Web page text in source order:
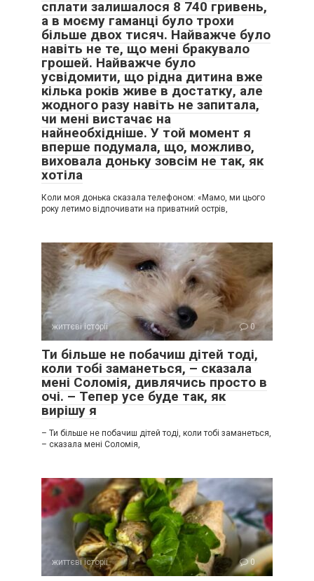
сплати залишалося 8 740 гривень,
а в моєму гаманці було трохи
більше двох тисяч. Найважче було
навіть не те, що мені бракувало
грошей. Найважче було
усвідомити, що рідна дитина вже
кілька років живе в достатку, але
жодного разу навіть не запитала,
чи мені вистачає на
найнеобхідніше. У той момент я
вперше подумала, що, можливо,
виховала доньку зовсім не так, як
хотіла
Коли моя донька сказала телефоном: «Мамо, ми цього
року летимо відпочивати на приватний острів,
життєві історії 0
Ти більше не побачиш дітей тоді,
коли тобі заманеться, – сказала
мені Соломія, дивлячись просто в
очі. – Тепер усе буде так, як
вирішу я
– Ти більше не побачиш дітей тоді, коли тобі заманеться,
– сказала мені Соломія,
життєві історії 0